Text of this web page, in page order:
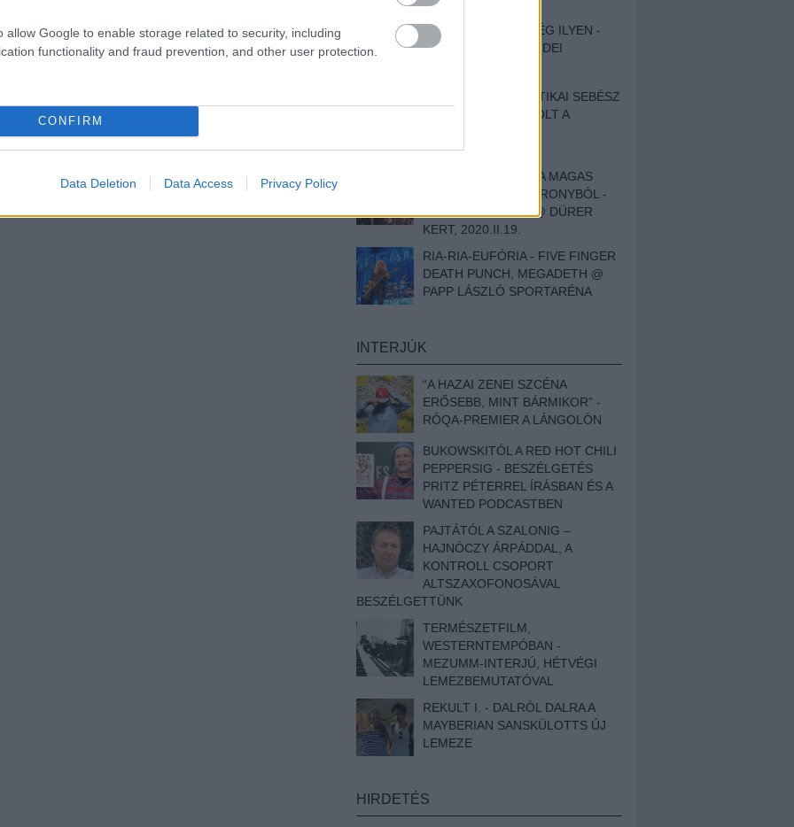
allow Google to enable storage related to security, including
functionality and fraud prevention, and other user protection.
CONFIRM
Data Deletion Data Access Privacy Policy
SOHA NEM VOLT MÉG ILYEN -
BESZÁMOLÓNK AZ IDEI
EGY HALLÁSPLASZTIKAI SEBÉSZ
NAPLÓJA - ILYEN VOLT A
DOKUMENTUMFILM
MÉLY FÉRFIBÁNAT A MAGAS
ELEFÁNTCSONTTORONYBÓL -
LEPROUS, KLONE @ DÜRER
KERT, 2020.II.19.
RIA-RIA-EUFÓRIA - FIVE FINGER
DEATH PUNCH, MEGADETH @
PAPP LÁSZLÓ SPORTARÉNA
INTERJÚK
“A HAZAI ZENEI SZCÉNA
ERŐSEBB, MINT BÁRMIKOR” -
RÓQA-PREMIER A LÁNGOLÓN
BUKOWSKITÓL A RED HOT CHILI
PEPPERSIG - BESZÉLGETÉS
PRITZ PÉTERREL ÍRÁSBAN ÉS A
WANTED PODCASTBEN
PAJTÁTÓL A SZALONIG –
HAJNÓCZY ÁRPÁDDAL, A
KONTROLL CSOPORT
ALTSZAXOFONOSÁVAL
BESZÉLGETTÜNK
TERMÉSZETFILM,
WESTERNTEMPÓBAN -
MEZUMM-INTERJÚ, HÉTVÉGI
LEMEZBEMUTATÓVAL
REKULT I. - DALRÓL DALRA A
MAYBERIAN SANSKÜLOTTS ÚJ
LEMEZE
HIRDETÉS